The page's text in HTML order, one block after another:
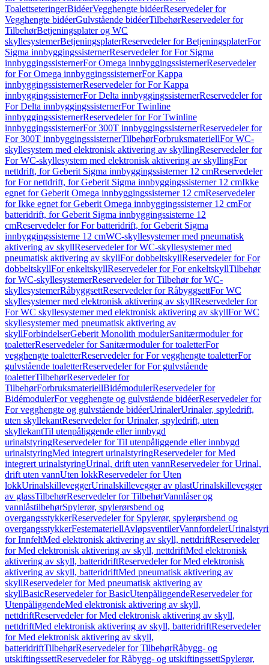
ToalettseteringerBidéerVegghengte bidéerReservedeler for
Vegghengte bidéerGulvstående bidéerTilbehørReservedeler for
TilbehørBetjeningsplater og WC
skyllesystemerBetjeningsplaterReservedeler for BetjeningsplaterFor
Sigma innbyggingssisternerReservedeler for For Sigma
innbyggingssisternerFor Omega innbyggingssisternerReservedeler
for For Omega innbyggingssisternerFor Kappa
innbyggingssisternerReservedeler for For Kappa
innbyggingssisternerFor Delta innbyggingssisternerReservedeler for
For Delta innbyggingssisternerFor Twinline
innbyggingssisternerReservedeler for For Twinline
innbyggingssisternerFor 300T innbyggingssisternerReservedeler for
For 300T innbyggingssisternerTilbehørForbruksmateriellFor WC-
skyllesystem med elektronisk aktivering av skyllingReservedeler for
For WC-skyllesystem med elektronisk aktivering av skyllingFor
nettdrift, for Geberit Sigma innbyggingssisterner 12 cmReservedeler
for For nettdrift, for Geberit Sigma innbyggingssisterner 12 cmIkke
egnet for Geberit Omega innbyggingssisterner 12 cmReservedeler
for Ikke egnet for Geberit Omega innbyggingssisterner 12 cmFor
batteridrift, for Geberit Sigma innbyggingssisterne 12
cmReservedeler for For batteridrift, for Geberit Sigma
innbyggingssisterne 12 cmWC-skyllesystemer med pneumatisk
aktivering av skyllReservedeler for WC-skyllesystemer med
pneumatisk aktivering av skyllFor dobbeltskyllReservedeler for For
dobbeltskyllFor enkeltskyllReservedeler for For enkeltskyllTilbehør
for WC-skyllesystemerReservedeler for Tilbehør for WC-
skyllesystemerRåbyggsettReservedeler for RåbyggsettFor WC
skyllesystemer med elektronisk aktivering av skyllReservedeler for
For WC skyllesystemer med elektronisk aktivering av skyllFor WC
skyllesystemer med pneumatisk aktivering av
skyllForbindelserGeberit Monolith modulerSanitærmoduler for
toaletterReservedeler for Sanitærmoduler for toaletterFor
vegghengte toaletterReservedeler for For vegghengte toaletterFor
gulvstående toaletterReservedeler for For gulvstående
toaletterTilbehørReservedeler for
TilbehørForbruksmateriellBidémodulerReservedeler for
BidémodulerFor vegghengte og gulvstående bidéerReservedeler for
For vegghengte og gulvstående bidéerUrinalerUrinaler, spyledrift,
uten skyllekantReservedeler for Urinaler, spyledrift, uten
skyllekantTil utenpåliggende eller innbygd
urinalstyringReservedeler for Til utenpåliggende eller innbygd
urinalstyringMed integrert urinalstyringReservedeler for Med
integrert urinalstyringUrinal, drift uten vannReservedeler for Urinal,
drift uten vannUten lokkReservedeler for Uten
lokkUrinalskilleveggerUrinalskillevegger av plastUrinalskillevegger
av glassTilbehørReservedeler for TilbehørVannlåser og
vannlåstilbehørSpylerør, spylerørsbend og
overgangsstykkerReservedeler for Spylerør, spylerørsbend og
overgangsstykkerFestemateriellAvløpsventilerVannfordeler
for InnfeltMed elektronisk aktivering av skyll, nettdriftReservedeler
for Med elektronisk aktivering av skyll, nettdriftMed elektronisk
aktivering av skyll, batteridriftReservedeler for Med elektronisk
aktivering av skyll, batteridriftMed pneumatisk aktivering av
skyllReservedeler for Med pneumatisk aktivering av
skyllBasicReservedeler for BasicUtenpåliggendeReservedeler for
UtenpåliggendeMed elektronisk aktivering av skyll,
nettdriftReservedeler for Med elektronisk aktivering av skyll,
nettdriftMed elektronisk aktivering av skyll, batteridriftReservedeler
for Med elektronisk aktivering av skyll,
batteridriftTilbehørReservedeler for TilbehørRåbygg- og
utskiftingssettReservedeler for Råbygg- og utskiftingssettSpylerør,